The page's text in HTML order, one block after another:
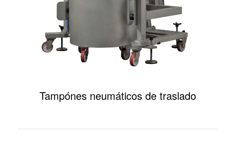
Tampónes neumáticos de traslado